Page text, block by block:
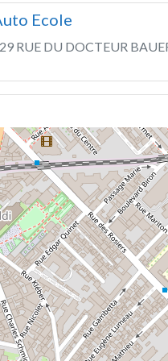
Ecole
RUE DU DOCTEUR